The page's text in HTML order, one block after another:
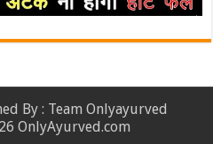
By : Team Onlyayurved
OnlyAyurved.com